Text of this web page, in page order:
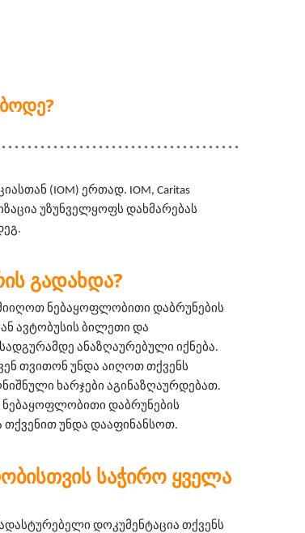
(IOM) ერთად. IOM, Caritas
უზუნველყოფს დახმარებას
ᲒᲐᲓᲐᲮᲓᲐ?
ნებაყოფლობითი დაბრუნების
ავტობუსის ბილეთი და
ანაზღაურებული იქნება.
თვითონ უნდა აიღოთ თქვენს
ხარჯები აგინაზღაურდებათ.
დაბრუნების
თქვენით უნდა დააფინანსოთ.
ᲡᲐᲭᲘᲠᲝ ᲧᲕᲔᲚᲐ
დოკუმენტაცია თქვენს